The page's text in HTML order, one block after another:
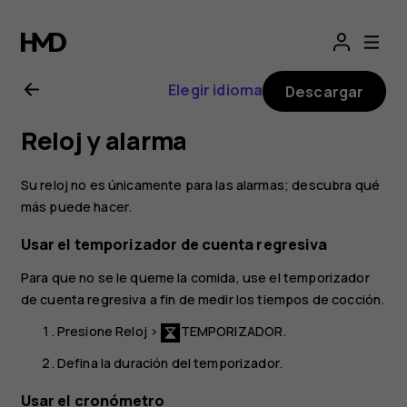
Manual
del
usuario
de
Nokia 2
Elegir idioma Descargar
Reloj y alarma
Su reloj no es únicamente para las alarmas; descubra qué
más puede hacer.
Usar el temporizador de cuenta regresiva
Para que no se le queme la comida, use el temporizador
de cuenta regresiva a fin de medir los tiempos de cocción.
PresioneReloj > TEMPORIZADOR.
Defina la duración del temporizador.
Usar el cronómetro